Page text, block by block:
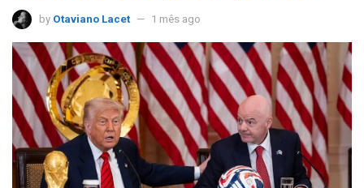
by Otaviano Lacet 1 mês ago